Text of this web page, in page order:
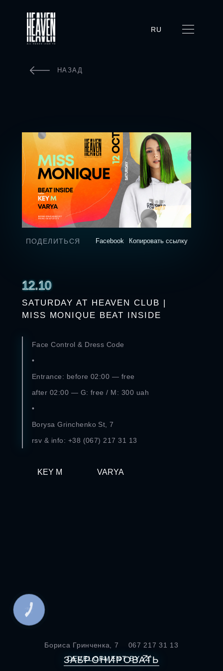
RU
НАЗАД
12.10
SATURDAY AT HEAVEN CLUB |
MISS MONIQUE BEAT INSIDE
Face Control & Dress Code
•
Entrance: before 02:00 — free
after 02:00 — G: free / M: 300 uah
•
Borysa Grinchenko St, 7
rsv & info: +38 (067) 217 31 13
KEY M VARYA
ПОДЕЛИТЬСЯ Facebook Копировать ссылку
ЗАБРОНИРОВАТЬ
Бориса Гринченка, 7 067 217 31 13
DEVELOPMENT BY
КНОПКА
СВЯЗИ